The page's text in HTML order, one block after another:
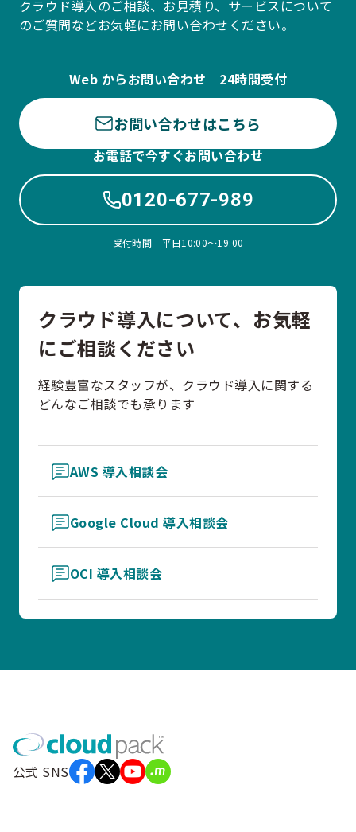
クラウド導入のご相談、お見積り、サービスについて
のご質問などお気軽にお問い合わせください。
Web からお問い合わせ 24時間受付
お問い合わせはこちら
お電話で今すぐお問い合わせ
0120-677-989
受付時間 平日10:00〜19:00
クラウド導入について、お気軽
にご相談ください
経験豊富なスタッフが、クラウド導入に関する
どんなご相談でも承ります
AWS 導入相談会
Google Cloud 導入相談会
OCI 導入相談会
公式 SNS